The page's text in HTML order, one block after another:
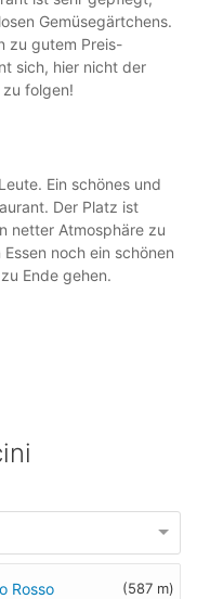
Gemüsegärtchens.
zu gutem Preis-
sich, hier nicht der
folgen!
Ein schönes und
Der Platz ist
netter Atmosphäre zu
noch ein schönen
Ende gehen.
Rosso (587 m)